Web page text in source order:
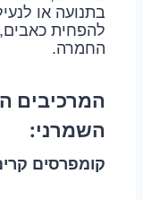
בתנועה או
להפחית
החמרה.
המרכיבים
השמרני:
קומפרסים